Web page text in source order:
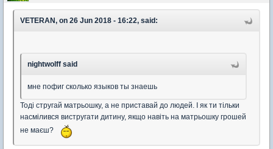
VETERAN, on 26 Jun 2018 - 16:22, said:
nightwolff said
мне пофиг сколько языков ты знаешь
Тоді стругай матрьошку, а не приставай до людей. І як ти тільки
насмілився вистругати дитину, якщо навіть на матрьошку грошей
не маєш?